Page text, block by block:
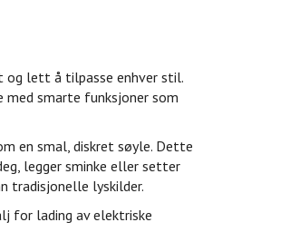
lett å tilpasse enhver stil.
med smarte funksjoner som
en smal, diskret søyle. Dette
legger sminke eller setter
tradisjonelle lyskilder.
for lading av elektriske